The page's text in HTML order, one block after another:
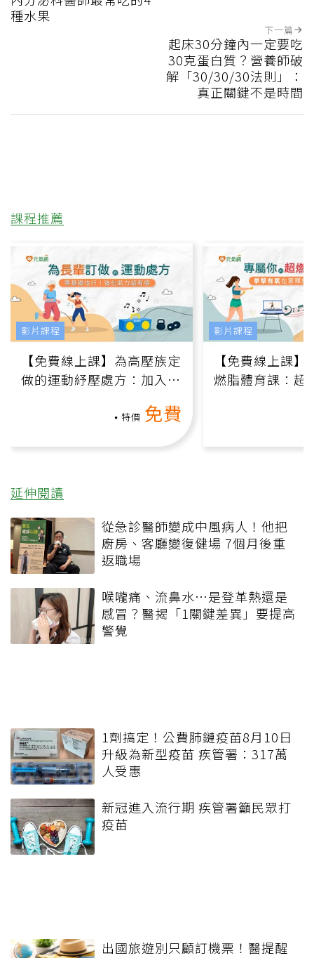
種水果
下一篇
起床30分鐘內一定要吃
30克蛋白質？營養師破
解「30/30/30法則」：
真正關鍵不是時間
課程推薦
【免費線上課】為高壓族定
做的運動紓壓處方：加入行
特價 免費
影片課程
【免費線上課
燃脂體育課：超
影片課程
延伸閱讀
從急診醫師變成中風病人！他把
廚房、客廳變復健場 7個月後重
返職場
喉嚨痛、流鼻水⋯是登革熱還是
感冒？醫揭「1關鍵差異」要提高
警覺
1劑搞定！公費肺鏈疫苗8月10日
升級為新型疫苗 疾管署：317萬
人受惠
新冠進入流行期 疾管署籲民眾打
疫苗
出國旅遊別只顧訂機票！醫提醒